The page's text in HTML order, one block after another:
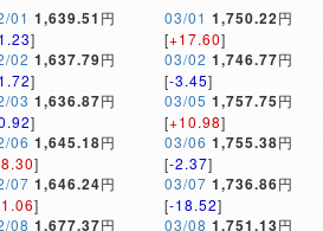
01 1,639.51 円
]
02 1,637.79円
]
03 1,636.87円
]
06 1,645.18円
]
07 1,646.24円
]
08 1,677.37円
03/01 1,750.22円
[+17.60]
03/02 1,746.77円
[-3.45]
03/05 1,757.75円
[+10.98]
03/06 1,755.38円
[-2.37]
03/07 1,736.86円
[-18.52]
03/08 1,751.13円